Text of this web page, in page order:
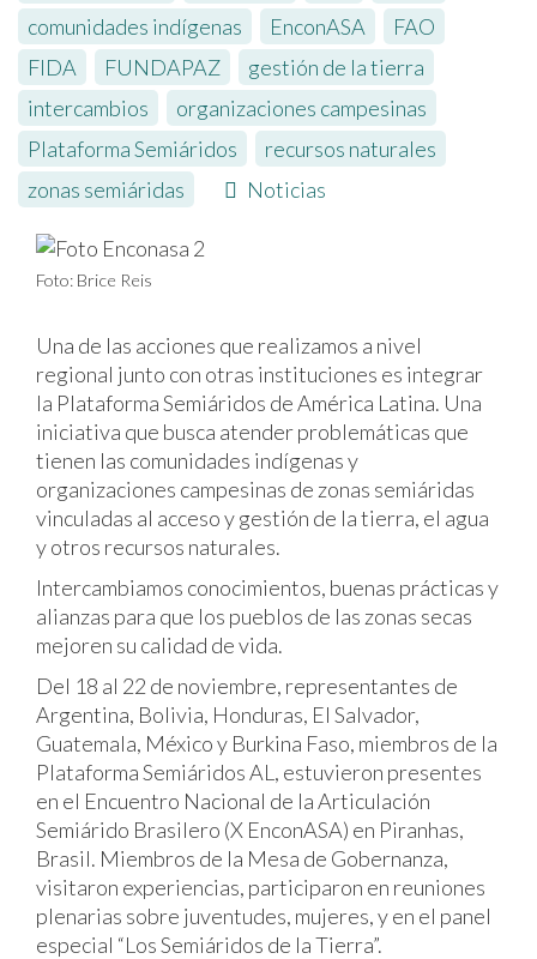
comunidades indígenas
EnconASA FAO
FIDA
FUNDAPAZ gestión de la tierra
intercambios
organizaciones campesinas
Plataforma Semiáridos
recursos naturales
zonas semiáridas
Noticias
Foto: Brice Reis
Una de las acciones que realizamos a nivel
regional junto con otras instituciones es integrar
la Plataforma Semiáridos de América Latina. Una
iniciativa que busca atender problemáticas que
tienen las comunidades indígenas y
organizaciones campesinas de zonas semiáridas
vinculadas al acceso y gestión de la tierra, el agua
y otros recursos naturales.
Intercambiamos conocimientos, buenas prácticas y
alianzas para que los pueblos de las zonas secas
mejoren su calidad de vida.
Del 18 al 22 de noviembre, representantes de
Argentina, Bolivia, Honduras, El Salvador,
Guatemala, México y Burkina Faso, miembros de la
Plataforma Semiáridos AL, estuvieron presentes
en el Encuentro Nacional de la Articulación
Semiárido Brasilero (X EnconASA) en Piranhas,
Brasil. Miembros de la Mesa de Gobernanza,
visitaron experiencias, participaron en reuniones
plenarias sobre juventudes, mujeres, y en el panel
especial “Los Semiáridos de la Tierra”.